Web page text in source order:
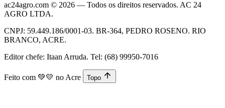
ac24agro.com © 2026 — Todos os direitos reservados. AC 24
AGRO LTDA.
CNPJ: 59.449.186/0001-03. BR-364, PEDRO ROSENO. RIO
BRANCO, ACRE.
Editor chefe: Itaan Arruda. Tel: (68) 99950-7016
Feito com 💚💛 no Acre Topo